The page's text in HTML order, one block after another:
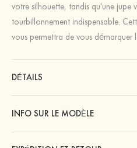
votre silhouette, tandis qu'une jupe
tourbillonnement indispensable.
vous permettra de vous
DÉTAILS
INFO SUR LE MODÈLE